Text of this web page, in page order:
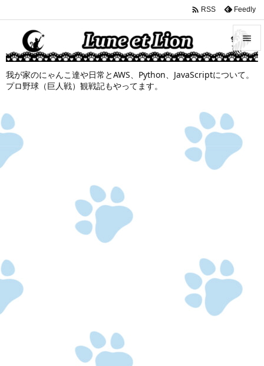
我が家のにゃんこ達や日常とAWS、Python、JavaScriptについて。
プロ野球（巨人戦）観戦記もやってます。


メニュ
前へ
 RSS Feedly